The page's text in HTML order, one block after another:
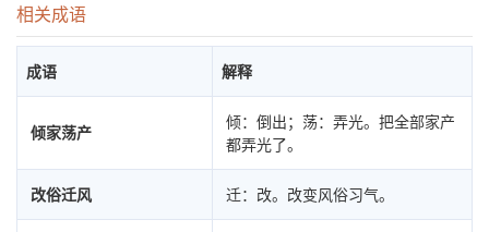
相关成语
成语 解释
倾家荡产
倾：倒出；荡：弄光。把全部家产
都弄光了。
改俗迁风 迁：改。改变风俗习气。